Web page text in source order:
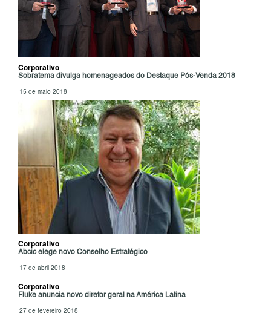
Corporativo
Sobratema divulga homenageados do Destaque Pós-Venda 2018
15 de maio 2018
Corporativo
Abcic elege novo Conselho Estratégico
17 de abril 2018
Corporativo
Fluke anuncia novo diretor geral na América Latina
27 de fevereiro 2018